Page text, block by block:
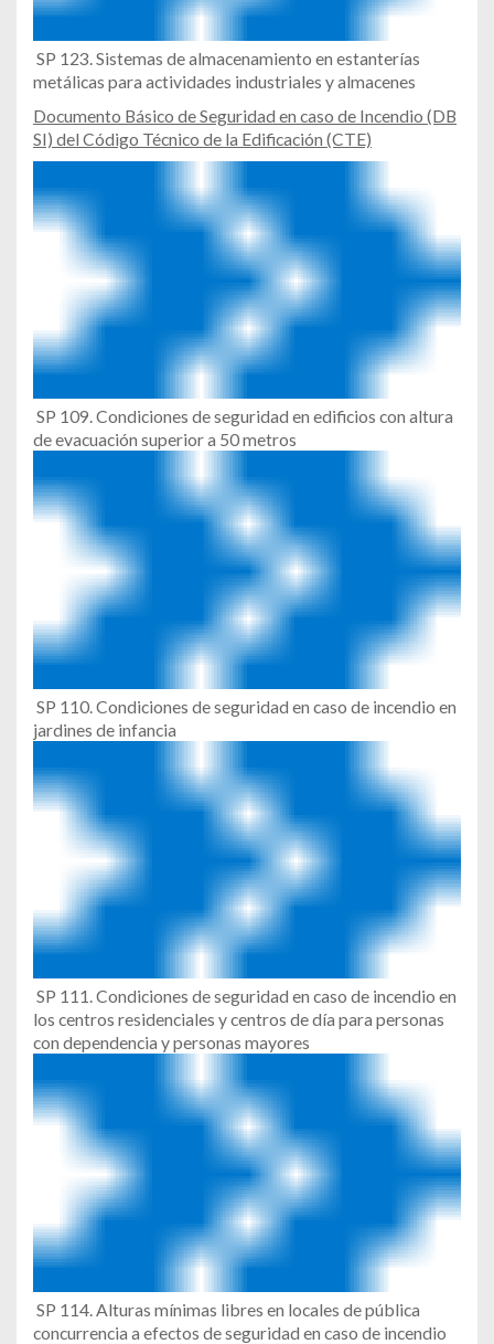
SP 123. Sistemas de almacenamiento en estanterías
metálicas para actividades industriales y almacenes
Documento Básico de Seguridad en caso de Incendio (DB
SI) del Código Técnico de la Edificación (CTE)
SP 109. Condiciones de seguridad en edificios con altura
de evacuación superior a 50 metros
SP 110. Condiciones de seguridad en caso de incendio en
jardines de infancia
SP 111. Condiciones de seguridad en caso de incendio en
los centros residenciales y centros de día para personas
con dependencia y personas mayores
SP 114. Alturas mínimas libres en locales de pública
concurrencia a efectos de seguridad en caso de incendio